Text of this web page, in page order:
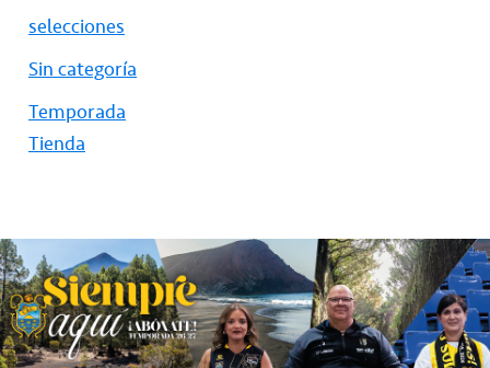
selecciones
Sin categoría
Temporada
Tienda